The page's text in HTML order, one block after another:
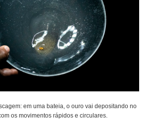
em uma bateia, o ouro vai depositando no
os movimentos rápidos e circulares.